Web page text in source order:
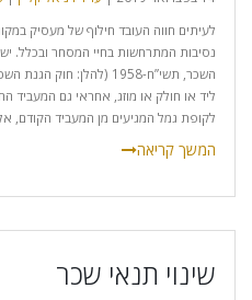
לעיתים חווה העובד חילוף של מעסיק
השכר, תשי”ח-1958 (להלן:
ליד או חולק או מוזג, אחראי גם המעביד
לקופת גמל המגיעים מן המעביד הקודם,
שינוי תנאי שכר